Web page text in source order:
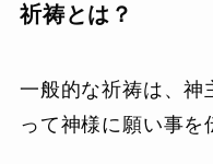
祈祷とは？
一般的な祈祷は、神
って神様に願い事を